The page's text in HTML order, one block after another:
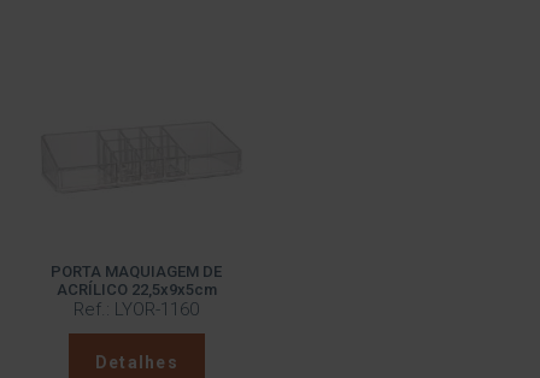
PORTA MAQUIAGEM DE
ACRÍLICO 22,5x9x5cm
Ref.: LYOR-1160
Detalhes